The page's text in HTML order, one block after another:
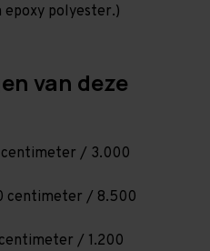
epoxy polyester.)
van deze
/ 3.000
centimeter / 8.500
/ 1.200